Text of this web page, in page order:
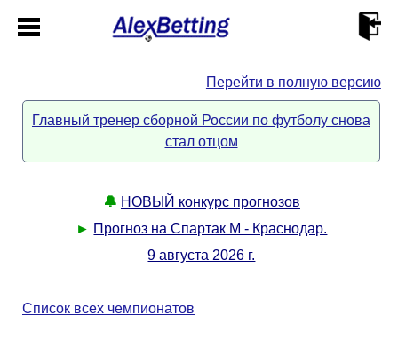
Перейти в полную версию
Главный тренер сборной России по футболу снова
стал отцом
🔔 НОВЫЙ конкурс прогнозов
► Прогноз на Спартак М - Краснодар.
9 августа 2026 г.
Список всех чемпионатов